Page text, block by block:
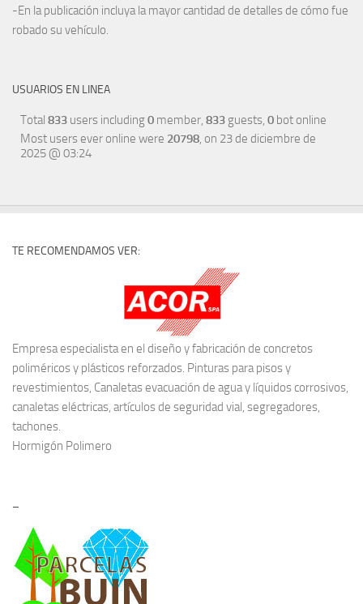
-En la publicación incluya la mayor cantidad de detalles de cómo fue
robado su vehículo.
USUARIOS EN LINEA
Total 833 users including0 member, 833 guests, 0 bot online
Most users ever online were 20798, on 23 de diciembre de
2025 @ 03:24
TE RECOMENDAMOS VER:
Empresa especialista en el diseño y fabricación de concretos
poliméricos y plásticos reforzados. Pinturas para pisos y
revestimientos, Canaletas evacuación de agua y líquidos corrosivos,
canaletas eléctricas, artículos de seguridad vial, segregadores,
tachones.
Hormigón Polimero
–